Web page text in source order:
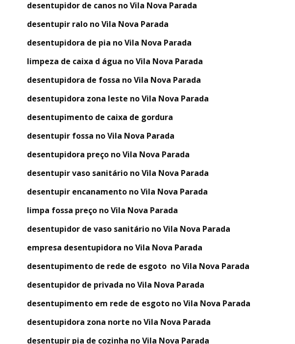
desentupidor de canos no Vila Nova Parada
desentupir ralo no Vila Nova Parada
desentupidora de pia no Vila Nova Parada
limpeza de caixa d água no Vila Nova Parada
desentupidora de fossa no Vila Nova Parada
desentupidora zona leste no Vila Nova Parada
desentupimento de caixa de gordura
desentupir fossa no Vila Nova Parada
desentupidora preço no Vila Nova Parada
desentupir vaso sanitário no Vila Nova Parada
desentupir encanamento no Vila Nova Parada
limpa fossa preço no Vila Nova Parada
desentupidor de vaso sanitário no Vila Nova Parada
empresa desentupidora no Vila Nova Parada
desentupimento de rede de esgoto no Vila Nova Parada
desentupidor de privada no Vila Nova Parada
desentupimento em rede de esgoto no Vila Nova Parada
desentupidora zona norte no Vila Nova Parada
desentupir pia de cozinha no Vila Nova Parada